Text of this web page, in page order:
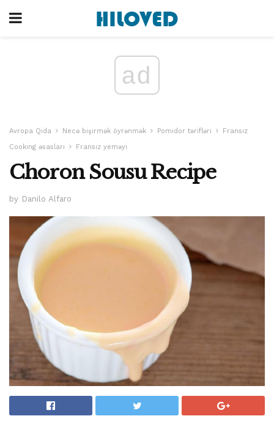
ad
Avropa Qida Necə bişirmək öyrənmək Pomidor tərifləri
Fransız
Cooking əsasları
Fransız yeməyi
Choron Sousu Recipe
by Danilo Alfaro